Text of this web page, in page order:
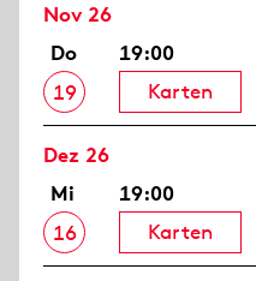
Nov 26
Do
19
19:00
Karten
Dez 26
Mi
16
19:00
Karten